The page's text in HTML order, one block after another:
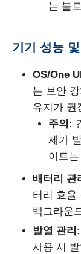
는 블
기기 성능
OS/One
는 보안
유지가 권
주의:
제가
이트
배터리 관
터리 효율
백그라운
발열 관리:
사용 시